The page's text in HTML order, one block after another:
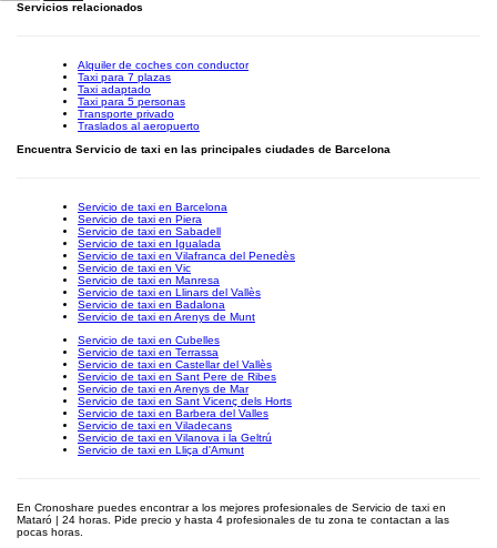
Servicios relacionados
Alquiler de coches con conductor
Taxi para 7 plazas
Taxi adaptado
Taxi para 5 personas
Transporte privado
Traslados al aeropuerto
Encuentra Servicio de taxi en las principales ciudades de Barcelona
Servicio de taxi en Barcelona
Servicio de taxi en Piera
Servicio de taxi en Sabadell
Servicio de taxi en Igualada
Servicio de taxi en Vilafranca del Penedès
Servicio de taxi en Vic
Servicio de taxi en Manresa
Servicio de taxi en Llinars del Vallès
Servicio de taxi en Badalona
Servicio de taxi en Arenys de Munt
Servicio de taxi en Cubelles
Servicio de taxi en Terrassa
Servicio de taxi en Castellar del Vallès
Servicio de taxi en Sant Pere de Ribes
Servicio de taxi en Arenys de Mar
Servicio de taxi en Sant Vicenç dels Horts
Servicio de taxi en Barbera del Valles
Servicio de taxi en Viladecans
Servicio de taxi en Vilanova i la Geltrú
Servicio de taxi en Lliça d'Amunt
En Cronoshare puedes encontrar a los mejores profesionales de Servicio de taxi en
Mataró | 24 horas. Pide precio y hasta 4 profesionales de tu zona te contactan a las
pocas horas.